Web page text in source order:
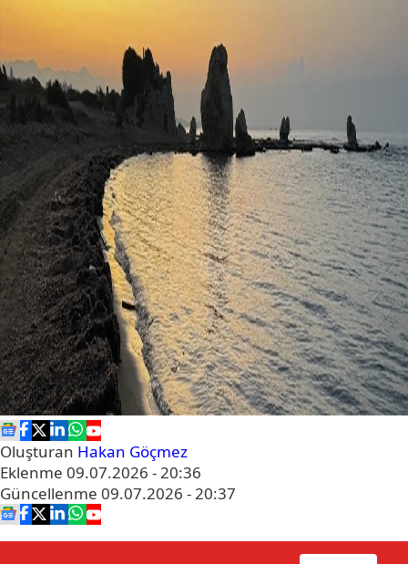
Oluşturan Hakan Göçmez
Eklenme 09.07.2026 - 20:36
Güncellenme 09.07.2026 - 20:37